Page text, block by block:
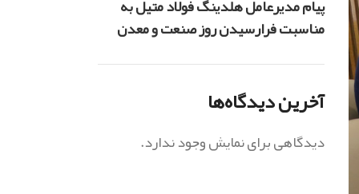
پیام مدیرعامل هلدینگ فولاد متیل به
مناسبت فرارسیدن روز صنعت و معدن
آخرین دیدگاه‌ها
دیدگاهی برای نمایش وجود ندارد.